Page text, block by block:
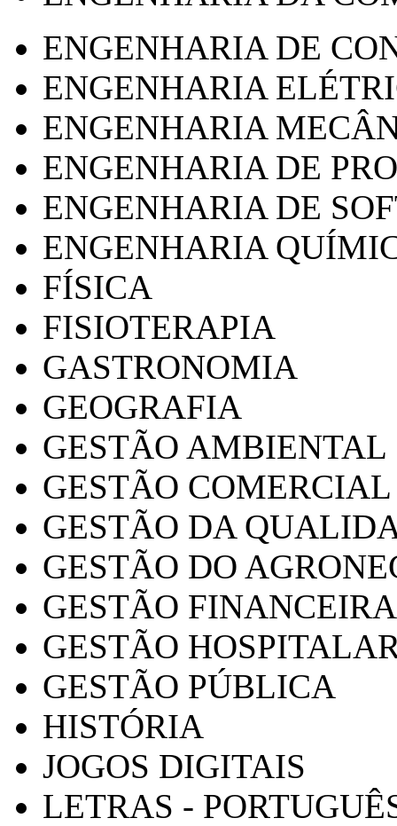
ENGENHARIA DE
ENGENHARIA
ENGENHARIA
ENGENHARIA DE
ENGENHARIA DE
ENGENHARIA
FÍSICA
FISIOTERAPIA
GASTRONOMIA
GEOGRAFIA
GESTÃO AMBIENTAL
GESTÃO COMERCIAL
GESTÃO DA
GESTÃO DO
GESTÃO FINANCEIRA
GESTÃO
GESTÃO PÚBLICA
HISTÓRIA
JOGOS DIGITAIS
LETRAS -